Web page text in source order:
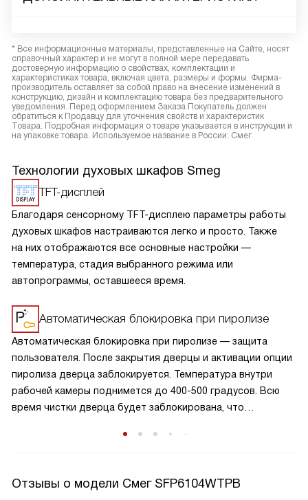
* Все информационные материалы, представленные на Сайте, носят
справочный характер и не могут в полной мере передавать
достоверную информацию о свойствах, комплектации и
характеристиках товара, включая цвета, размеры и формы. Фирма-
производитель оставляет за собой право на внесение изменений в
конструкцию, дизайн и комплектацию товара без предварительного
уведомления. Перед оформлением Заказа Покупатель должен
обратиться к Продавцу для уточнения свойств и характеристик
Товара. Подробная информация о товаре указывается в инструкции и
на упаковке товара. Используемое название в России: Смег
Технологии духовых шкафов Smeg
TFT-дисплей
Благодаря сенсорному TFT-дисплею параметры работы
духовых шкафов настраиваются легко и просто. Также
на них отображаются все основные настройки —
температура, стадия выбранного режима или
автопрограммы, оставшееся время.
Автоматическая блокировка при пиролизе
Автоматическая блокировка при пиролизе — защита
пользователя. После закрытия дверцы и активации опции
пиролиза дверца заблокируется. Температура внутри
рабочей камеры поднимется до 400-500 градусов. Всю
время чистки дверца будет заблокирована, что
Отзывы о модели Смег SFP6104WTPB